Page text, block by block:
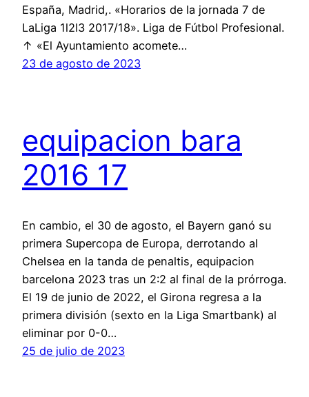
España, Madrid,. «Horarios de la jornada 7 de
LaLiga 1l2l3 2017/18». Liga de Fútbol Profesional.
↑ «El Ayuntamiento acomete…
23 de agosto de 2023
equipacion bara
2016 17
En cambio, el 30 de agosto, el Bayern ganó su
primera Supercopa de Europa, derrotando al
Chelsea en la tanda de penaltis, equipacion
barcelona 2023 tras un 2:2 al final de la prórroga.
El 19 de junio de 2022, el Girona regresa a la
primera división (sexto en la Liga Smartbank) al
eliminar por 0-0…
25 de julio de 2023